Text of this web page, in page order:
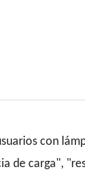
con
de carga",